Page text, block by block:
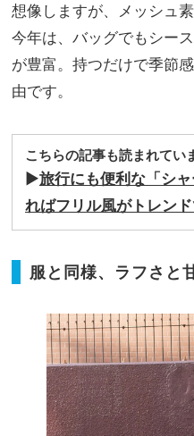
想像しますが、メッシュ
今年は、バッグでもシー
が豊富。持つだけで季節
由です。
こちらの記事も読まれてい
▶旅行にも便利な「シ
ればフリル風がトレン
服と同様、ラフさと